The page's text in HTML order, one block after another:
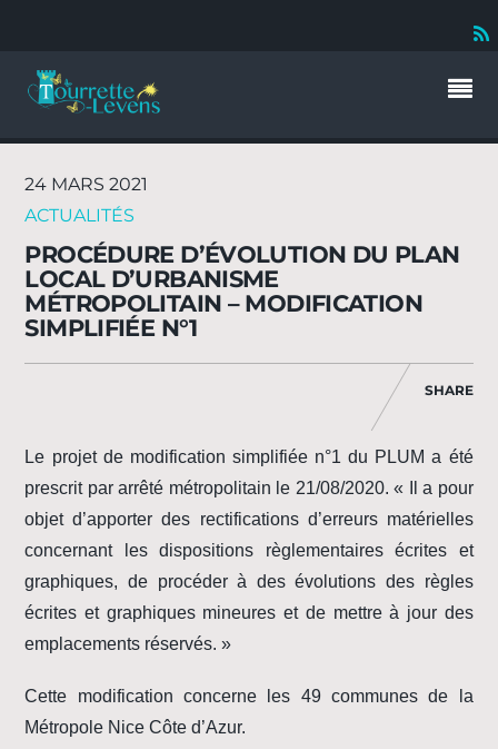
24 MARS 2021
ACTUALITÉS
PROCÉDURE D’ÉVOLUTION DU PLAN
LOCAL D’URBANISME
MÉTROPOLITAIN – MODIFICATION
SIMPLIFIÉE N°1
SHARE
Le projet de modification simplifiée n°1 du PLUM a été
prescrit par arrêté métropolitain le 21/08/2020. « Il a pour
objet d’apporter des rectifications d’erreurs matérielles
concernant les dispositions règlementaires écrites et
graphiques, de procéder à des évolutions des règles
écrites et graphiques mineures et de mettre à jour des
emplacements réservés. »
Cette modification concerne les 49 communes de la
Métropole Nice Côte d’Azur.